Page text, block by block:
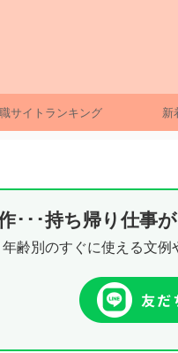
サイトランキング 新
･･･持ち帰り仕事
齢別のすぐに使える文例